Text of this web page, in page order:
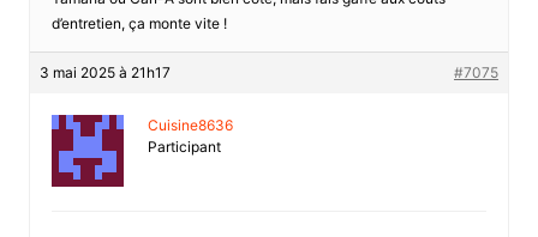
d’entretien, ça monte vite !
3 mai 2025 à 21h17 #7075
Cuisine8636
Participant